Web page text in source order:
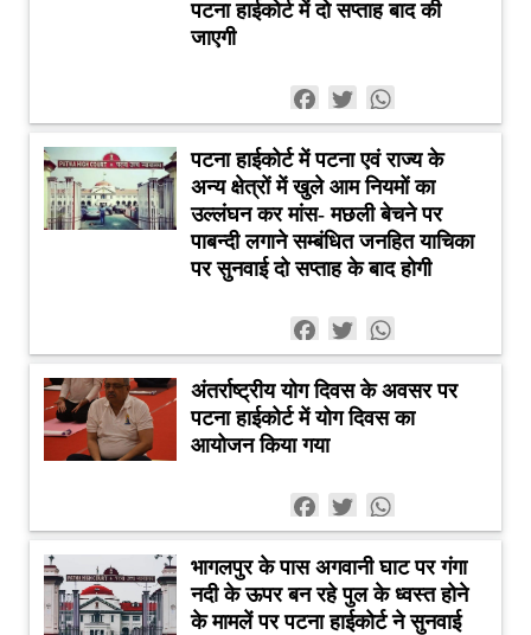
पटना हाईकोर्ट में दो सप्ताह बाद की
जाएगी
Facebook
Twitter
पटना हाईकोर्ट में पटना एवं राज्य के
अन्य क्षेत्रों में खुले आम नियमों का
उल्लंघन कर मांस- मछली बेचने पर
पाबन्दी लगाने सम्बंधित जनहित याचिका
पर सुनवाई दो सप्ताह के बाद होगी
Facebook
Twitter
अंतर्राष्ट्रीय योग दिवस के अवसर पर
पटना हाईकोर्ट में योग दिवस का
आयोजन किया गया
Facebook
Twitter
भागलपुर के पास अगवानी घाट पर गंगा
नदी के ऊपर बन रहे पुल के ध्वस्त होने
के मामलें पर पटना हाईकोर्ट ने सुनवाई